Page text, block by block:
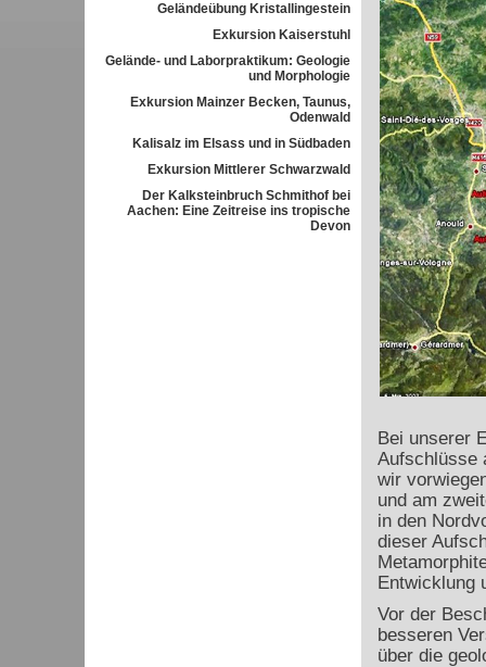
Geländeübung Kristallingestein
Exkursion Kaiserstuhl
Gelände- und Laborpraktikum: Geologie
und Morphologie
Exkursion Mainzer Becken, Taunus,
Odenwald
Kalisalz im Elsass und in Südbaden
Exkursion Mittlerer Schwarzwald
Der Kalksteinbruch Schmithof bei
Aachen: Eine Zeitreise ins tropische
Devon
Bei unserer
Aufschlüsse
wir
und am
in den
dieser
Entwicklung
Vor der
besseren
über die